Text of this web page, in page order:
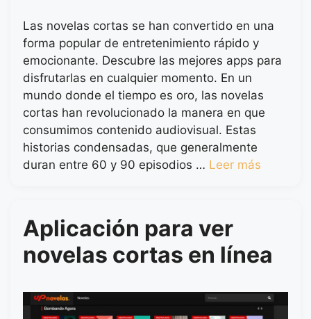
Las novelas cortas se han convertido en una
forma popular de entretenimiento rápido y
emocionante. Descubre las mejores apps para
disfrutarlas en cualquier momento. En un
mundo donde el tiempo es oro, las novelas
cortas han revolucionado la manera en que
consumimos contenido audiovisual. Estas
historias condensadas, que generalmente
duran entre 60 y 90 episodios … Leer más
Aplicación para ver
novelas cortas en línea